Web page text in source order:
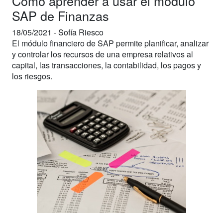
SAP de Finanzas
18/05/2021 -Sofía Riesco
El módulo financiero de SAP permite planificar, analizar
y controlar los recursos de una empresa relativos al
capital, las transacciones, la contabilidad, los pagos y
los riesgos.